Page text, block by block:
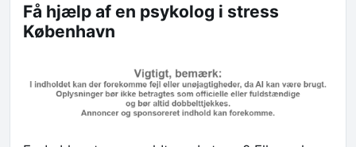
Få hjælp af en psykolog i stress
København